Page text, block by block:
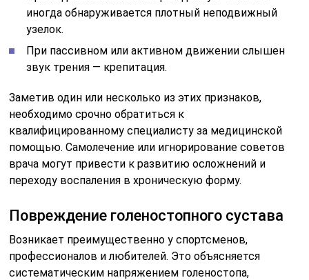
иногда обнаруживается плотный неподвижный
узелок.
При пассивном или активном движении слышен
звук трения — крепитация.
Заметив один или несколько из этих признаков,
необходимо срочно обратиться к
квалифицированному специалисту за медицинской
помощью. Самолечение или игнорирование советов
врача могут привести к развитию осложнений и
переходу воспаления в хроническую форму.
Повреждение голеностопного сустава
Возникает преимущественно у спортсменов,
профессионалов и любителей. Это объясняется
систематическим напряжением голеностопа,